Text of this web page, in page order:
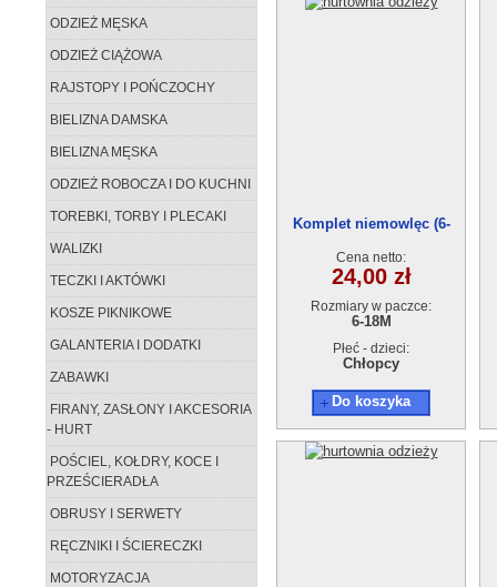
ODZIEŻ MĘSKA
ODZIEŻ CIĄŻOWA
RAJSTOPY I POŃCZOCHY
BIELIZNA DAMSKA
BIELIZNA MĘSKA
ODZIEŻ ROBOCZA I DO KUCHNI
TOREBKI, TORBY I PLECAKI
WALIZKI
TECZKI I AKTÓWKI
KOSZE PIKNIKOWE
GALANTERIA I DODATKI
ZABAWKI
FIRANY, ZASŁONY I AKCESORIA
- HURT
POŚCIEL, KOŁDRY, KOCE I
PRZEŚCIERADŁA
OBRUSY I SERWETY
RĘCZNIKI I ŚCIERECZKI
MOTORYZACJA
Komplet niemowlęc (6-
Cena netto:
24,00 zł
Rozmiary w paczce:
6-18M
Płeć - dzieci:
Chłopcy
Do koszyka